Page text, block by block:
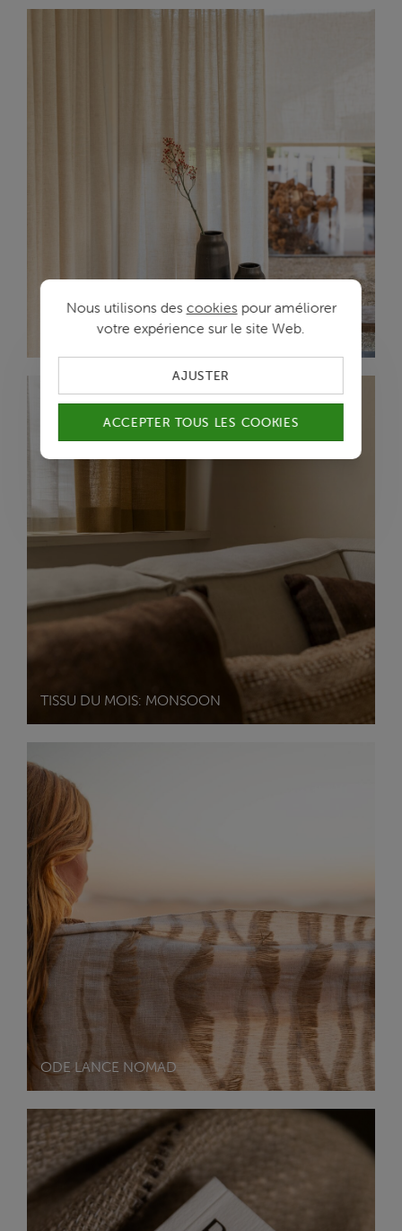
UNIFIED: HARMONIE ENTRE LES DÉCORATIONS
DE FENÊTRES
TISSU DU MOIS: MONSOON
ODE LANCE NOMAD
Nous utilisons des cookiespour améliorer
votre expérience sur le site Web.
AJUSTER
ACCEPTER TOUS LES COOKIES